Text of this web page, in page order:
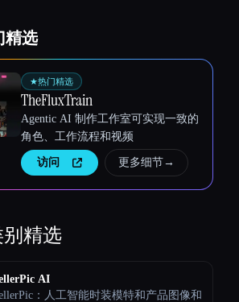
精选
★热门精选
TheFluxTrain
Agentic AI 制作工作室可实现一致的
角色、工作流程和视频
访问 更多细节→
精选
AI
：人工智能时装模特和产品图像和